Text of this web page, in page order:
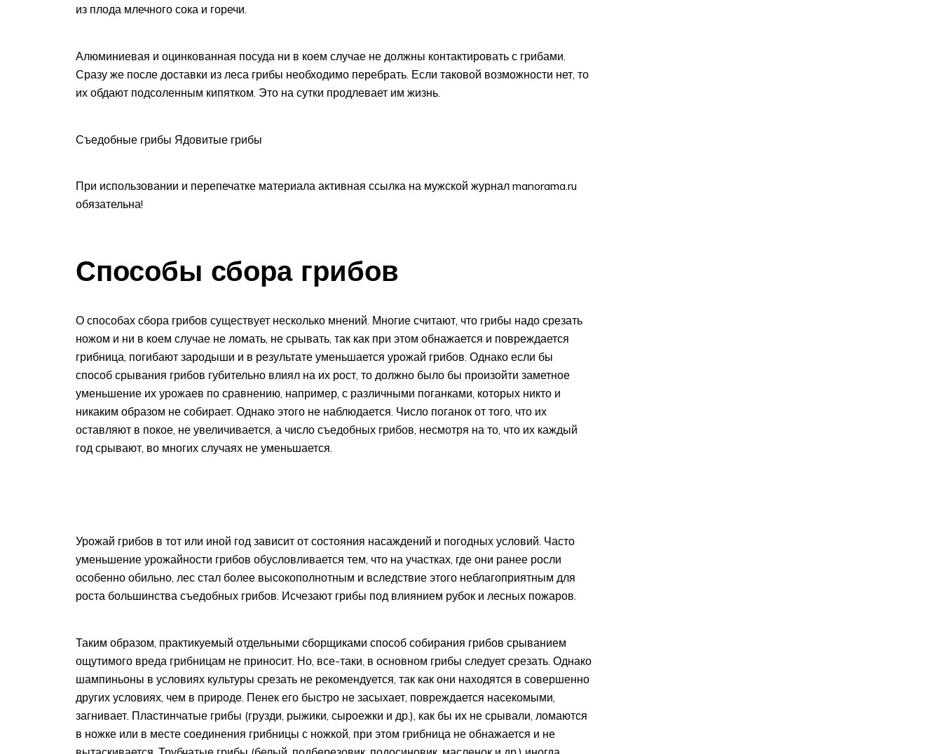
из плода млечного сока и горечи.
Алюминиевая и оцинкованная посуда ни в коем случае не должны контактировать с грибами.
Сразу же после доставки из леса грибы необходимо перебрать. Если таковой возможности нет, то
их обдают подсоленным кипятком. Это на сутки продлевает им жизнь.
Съедобные грибы Ядовитые грибы
При использовании и перепечатке материала активная ссылка на мужской журнал manorama.ru
обязательна!
Способы сбора грибов
О способах сбора грибов существует несколько мнений. Многие считают, что грибы надо срезать
ножом и ни в коем случае не ломать, не срывать, так как при этом обнажается и повреждается
грибница, погибают зародыши и в результате уменьшается урожай грибов. Однако если бы
способ срывания грибов губительно влиял на их рост, то должно было бы произойти заметное
уменьшение их урожаев по сравнению, например, с различными поганками, которых никто и
никаким образом не собирает. Однако этого не наблюдается. Число поганок от того, что их
оставляют в покое, не увеличивается, а число съедобных грибов, несмотря на то, что их каждый
год срывают, во многих случаях не уменьшается.
Урожай грибов в тот или иной год зависит от состояния насаждений и погодных условий. Часто
уменьшение урожайности грибов обусловливается тем, что на участках, где они ранее росли
особенно обильно, лес стал более высокополнотным и вследствие этого неблагоприятным для
роста большинства съедобных грибов. Исчезают грибы под влиянием рубок и лесных пожаров.
Таким образом, практикуемый отдельными сборщиками спо­соб собирания грибов срыванием
ощутимого вреда грибницам не приносит. Но, все-таки, в основном грибы следует срезать. Однако
шампиньоны в условиях культуры срезать не рекомендуется, так как они находятся в совершенно
других условиях, чем в природе. Пенек его быстро не засыхает, повреждается на­секомыми,
загнивает. Пластинчатые грибы (грузди, рыжики, сыроежки и др.), как бы их не срывали, ломаются
в ножке или в месте соединения грибницы с ножкой, при этом грибница не обнажается и не